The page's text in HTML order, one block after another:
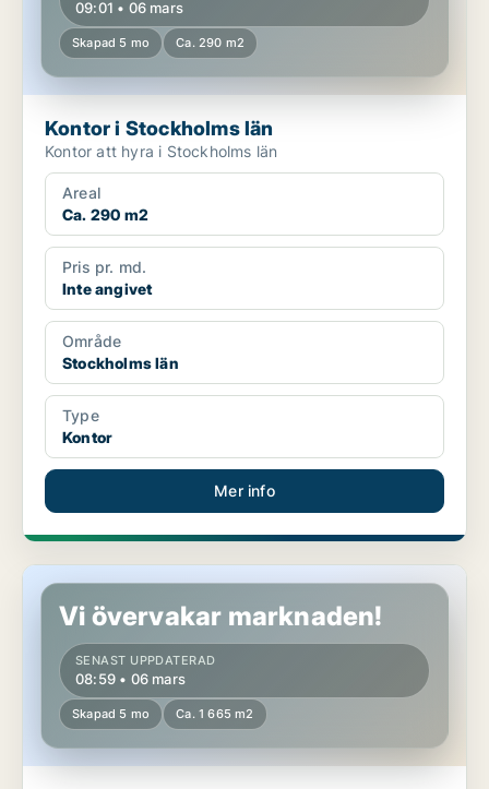
09:01 • 06 mars
Skapad 5 mo Ca. 290 m2
Kontor i Stockholms län
Kontor att hyra i Stockholms län
Areal
Ca. 290 m2
Pris pr. md.
Inte angivet
Område
Stockholms län
Type
Kontor
Mer info
Kontor i Stockholms län
Vi övervakar marknaden!
SENAST UPPDATERAD
08:59 • 06 mars
Skapad 5 mo Ca. 1 665 m2